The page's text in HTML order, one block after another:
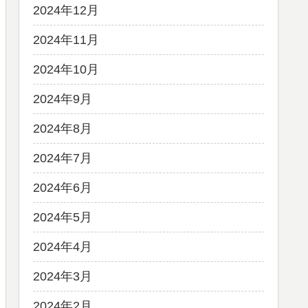
2024年12月
2024年11月
2024年10月
2024年9月
2024年8月
2024年7月
2024年6月
2024年5月
2024年4月
2024年3月